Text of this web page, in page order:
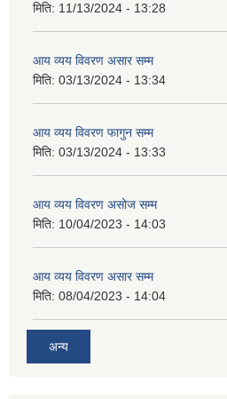
मिति: 11/13/2024 - 13:28
आय व्यय विवरण असार सम्म
मिति: 03/13/2024 - 13:34
आय व्यय विवरण फागुन सम्म
मिति: 03/13/2024 - 13:33
आय व्यय विवरण असोज सम्म
मिति: 10/04/2023 - 14:03
आय व्यय विवरण असार सम्म
मिति: 08/04/2023 - 14:04
अन्य